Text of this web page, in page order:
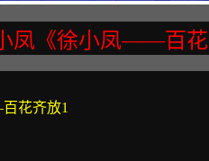
凤《徐小凤——百花
花齐放1